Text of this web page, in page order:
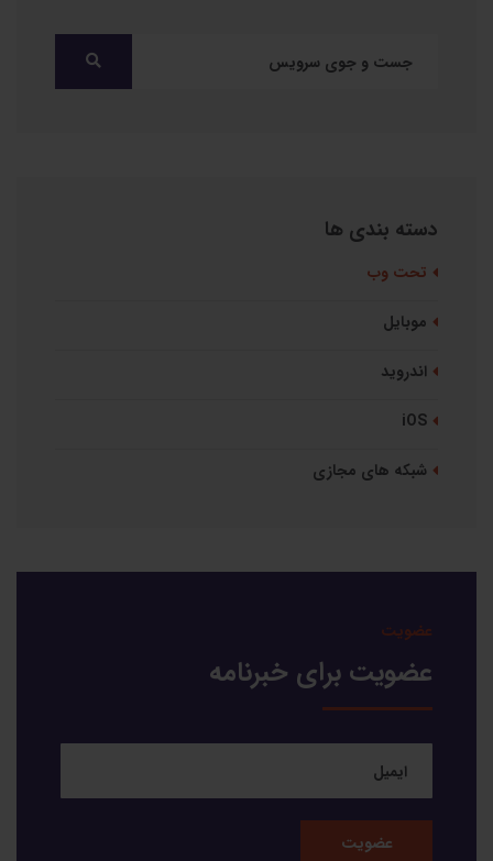
دسته بندی ها
تحت وب
موبایل
اندروید
iOS
شبکه های مجازی
عضویت
عضویت برای خبرنامه